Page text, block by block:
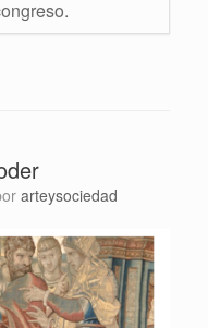
arteysociedad